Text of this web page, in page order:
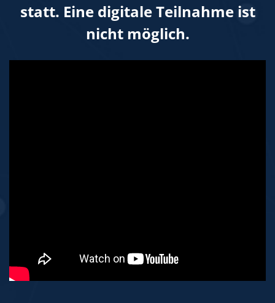
statt. Eine digitale Teilnahme ist
nicht möglich.